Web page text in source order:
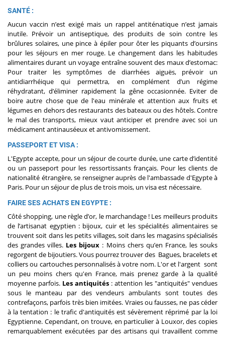
SANTÉ :
Aucun vaccin n’est exigé mais un rappel antiténatique n’est jamais
inutile. Prévoir un antiseptique, des produits de soin contre les
brûlures solaires, une pince à épiler pour ôter les piquants d’oursins
pour les séjours en mer rouge. Le changement dans les habitudes
alimentaires durant un voyage entraîne souvent des maux d’estomac:
Pour traiter les symptômes de diarrhées aiguës, prévoir un
antidiarrhéique qui permettra, en complément d’un régime
réhydratant, d’éliminer rapidement la gêne occasionnée. Eviter de
boire autre chose que de l'eau minérale et attention aux fruits et
légumes en dehors des restaurants des bateaux ou des hôtels. Contre
le mal des transports, mieux vaut anticiper et prendre avec soi un
médicament antinauséeux et antivomissement.
PASSEPORT ET VISA :
L'Egypte accepte, pour un séjour de courte durée, une carte d’identité
ou un passeport pour les ressortissants français. Pour les clients de
nationalité étrangère, se renseigner auprès de l'ambassade d'Egypte à
Paris. Pour un séjour de plus de trois mois, un visa est nécessaire.
FAIRE SES ACHATS EN EGYPTE :
Côté shopping, une règle d’or, le marchandage ! Les meilleurs produits
de l’artisanat egyptien : bijoux, cuir et les spécialités alimentaires se
trouvent soit dans les petits villages, soit dans les magasins spécialisés
des grandes villes. Les bijoux : Moins chers qu’en France, les souks
regorgent de bijoutiers. Vous pourrez trouver des Bagues, bracelets et
colliers ou cartouches personnalisés à votre nom. L'or et l'argent sont
un peu moins chers qu'en France, mais prenez garde à la qualité
moyenne parfois. Les antiquités : attention les "antiquités" vendues
sous le manteau par des vendeurs ambulants sont toutes des
contrefaçons, parfois très bien imitées. Vraies ou fausses, ne pas céder
à la tentation : le trafic d'antiquités est sévèrement réprimé par la loi
Egyptienne. Cependant, on trouve, en particulier à Louxor, des copies
remarquablement exécutées par des artisans qui travaillent comme